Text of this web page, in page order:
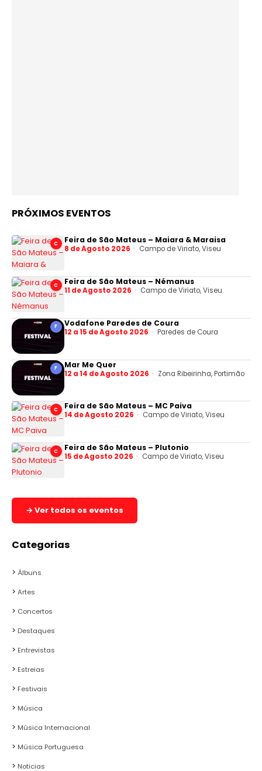
PRÓXIMOS EVENTOS
C Feira de São Mateus – Maiara & Maraisa
8 de Agosto 2026 Campo de Viriato, Viseu
C Feira de São Mateus – Némanus
11 de Agosto 2026 Campo de Viriato, Viseu
F Vodafone Paredes de Coura
12 a 15 de Agosto 2026 Paredes de Coura
F Mar Me Quer
12 a 14 de Agosto 2026 Zona Ribeirinha, Portimão
C Feira de São Mateus – MC Paiva
14 de Agosto 2026 Campo de Viriato, Viseu
C Feira de São Mateus – Plutonio
15 de Agosto 2026 Campo de Viriato, Viseu
→ Ver todos os eventos
Categorias
Álbuns
Artes
Concertos
Destaques
Entrevistas
Estreias
Festivais
Música
Música Internacional
Música Portuguesa
Noticias